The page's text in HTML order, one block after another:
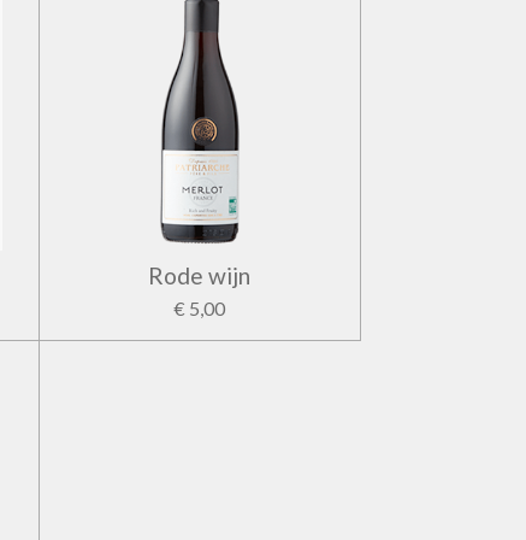
Rode wijn
€ 5,00